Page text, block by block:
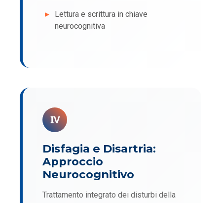
Lettura e scrittura in chiave
neurocognitiva
IV
Disfagia e Disartria:
Approccio
Neurocognitivo
Trattamento integrato dei disturbi della